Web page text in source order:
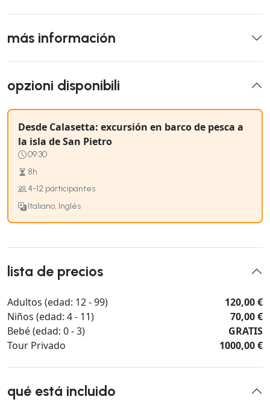
más información
opzioni disponibili
Desde Calasetta: excursión en barco de pesca a
la isla de San Pietro
09:30
8h
4-12 participantes
Italiano, Inglés
lista de precios
Adultos (edad: 12 - 99)
120,00 €
Niños (edad: 4 - 11)
70,00 €
Bebé (edad: 0 - 3)
GRATIS
Tour Privado
1000,00 €
qué está incluido